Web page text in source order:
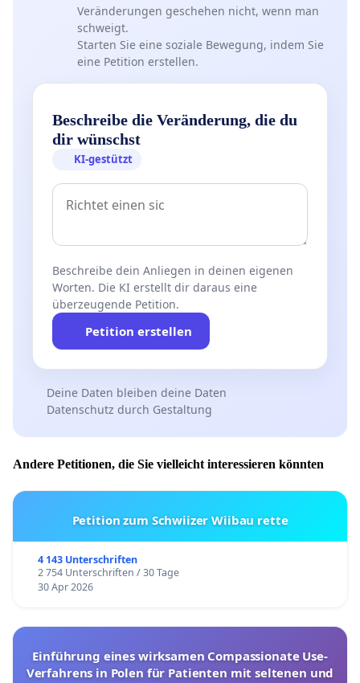
Veränderungen geschehen nicht, wenn man
schweigt.
Starten Sie eine soziale Bewegung, indem Sie
eine Petition erstellen.
Beschreibe die Veränderung, die du
dir wünschst
KI-gestützt
Beschreibe dein Anliegen in deinen eigenen
Worten. Die KI erstellt dir daraus eine
überzeugende Petition.
Petition erstellen
Deine Daten bleiben deine Daten
Datenschutz durch Gestaltung
Andere Petitionen, die Sie vielleicht interessieren könnten
Petition zum Schwiizer Wiibau rette
4 143 Unterschriften
2 754 Unterschriften / 30 Tage
30 Apr 2026
Einführung eines wirksamen Compassionate Use-
Verfahrens in Polen für Patienten mit seltenen und